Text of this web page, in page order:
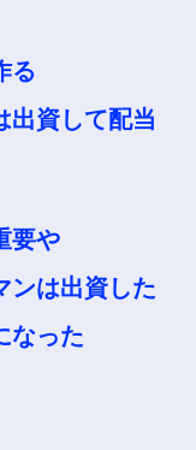
る
出資して配当
要や
ンは出資した
なった